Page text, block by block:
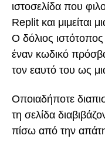
ιστοσελίδα που
Replit και μιμείται
Ο δόλιος
έναν κωδικό
τον εαυτό του ως
Οποιαδήποτε
τη σελίδα
πίσω από την